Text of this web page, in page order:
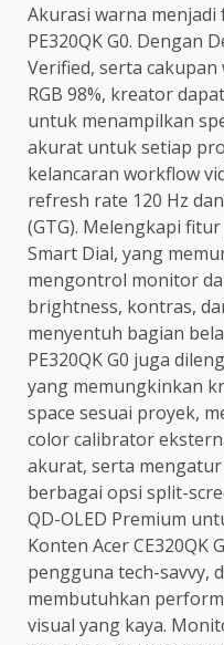
Akurasi warna
PE320QK G0. Dengan
Verified, serta cakupan
RGB 98%, kreator
untuk menampilkan
akurat untuk setiap
kelancaran workflow
refresh rate 120 Hz
(GTG). Melengkapi
Smart Dial, yang
mengontrol monitor
brightness, kontras,
menyentuh bagian
PE320QK G0 juga
yang memungkinkan
space sesuai proyek,
color calibrator
akurat, serta
berbagai opsi split-
QD-OLED Premium
Konten Acer
pengguna tech-savvy,
membutuhkan
visual yang kaya.